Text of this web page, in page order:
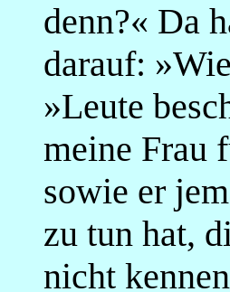
denn?« Da
darauf:
»Leute
meine Frau
sowie er
zu tun hat,
nicht